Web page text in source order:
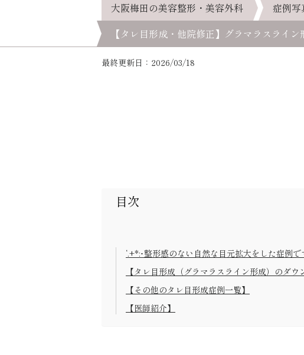
大阪梅田の美容整形・美容外科
症例写
【タレ目形成・他院修正】グラマラスライ
最終更新日：2026/03/18
目次
‘.+*:･整形感のない自然な目元拡大をした症例で
【タレ目形成（グラマラスライン形成）のダウ
【その他のタレ目形成症例一覧】
【医師紹介】
‘.+*:･整形